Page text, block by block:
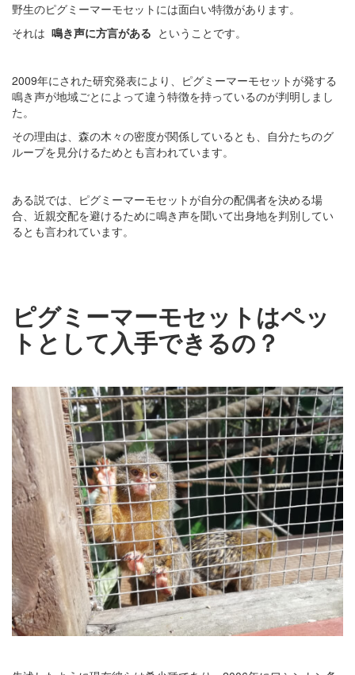
野生のピグミーマーモセットには面白い特徴があります。
それは 鳴き声に方言がある ということです。
2009年にされた研究発表により、ピグミーマーモセットが発する
鳴き声が地域ごとによって違う特徴を持っているのが判明しまし
た。
その理由は、森の木々の密度が関係しているとも、自分たちのグ
ループを見分けるためとも言われています。
ある説では、ピグミーマーモセットが自分の配偶者を決める場
合、近親交配を避けるために鳴き声を聞いて出身地を判別してい
るとも言われています。
ピグミーマーモセットはペッ
トとして入手できるの？